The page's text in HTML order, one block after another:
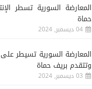
المعارضة السورية تسطر
حماة
04 ديسمبر, 2024
المعارضة السورية تسيطر
وتتقدم بريف حماة
03 ديسمبر, 2024